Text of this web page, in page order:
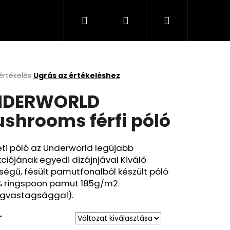
KeresésBejelentkezés
Kosár
Ugrás az értékeléshez
férfi póló
póló az Underworld legújabb
egyedi dizájnjával Kiváló
fésült pamutfonalból készült póló
ringspoon pamut 185g/m2